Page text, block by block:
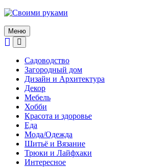
Skip
content
Меню
Садоводство
Загородный дом
Дизайн и Архитектура
Декор
Мебель
Хобби
Красота и здоровье
Еда
Мода/Одежда
Шитьё и Вязание
Трюки и Лайфхаки
Интересное